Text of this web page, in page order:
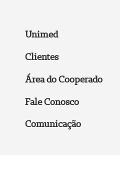
Unimed
Clientes
Área do Cooperado
Fale Conosco
Comunicação